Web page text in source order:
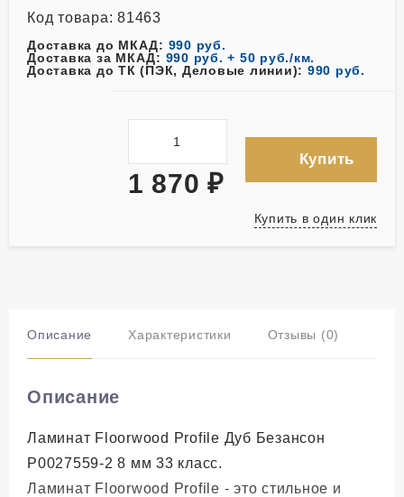
Код товара: 81463
Доставка до МКАД: 990 руб.
Доставка за МКАД: 990 руб. + 50 руб./км.
Доставка до ТК (ПЭК, Деловые линии): 990 руб.
1 870 ₽
Купить
Купить в один клик
Описание Характеристики Отзывы (0)
Описание
Ламинат Floorwood Profile Дуб Безансон
Р0027559-2 8 мм 33 класс.
Ламинат Floorwood Profile - это стильное и